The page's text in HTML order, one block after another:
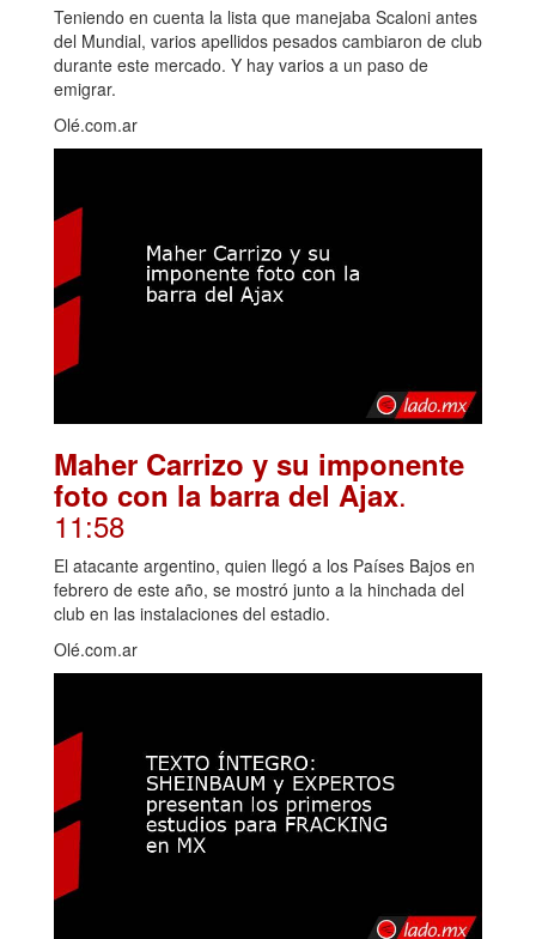
Teniendo en cuenta la lista que manejaba Scaloni antes
del Mundial, varios apellidos pesados cambiaron de club
durante este mercado. Y hay varios a un paso de
emigrar.
Olé.com.ar
Maher Carrizo y su imponente
foto con la barra del Ajax.
11:58
El atacante argentino, quien llegó a los Países Bajos en
febrero de este año, se mostró junto a la hinchada del
club en las instalaciones del estadio.
Olé.com.ar